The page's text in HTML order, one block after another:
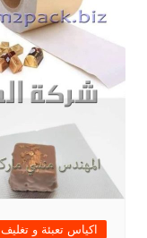
اكياس تعبئة و تغليف